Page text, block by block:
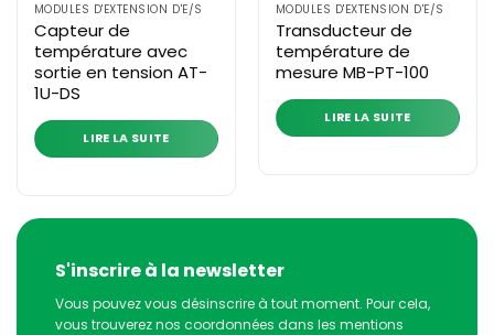
MODULES D'EXTENSION D'E/S
Capteur de
température avec
sortie en tension AT-
1U-DS
LIRE LA SUITE
MODULES D'EXTENSION D'E/S
Transducteur de
température de
mesure MB-PT-100
LIRE LA SUITE
S'inscrire à la newsletter
Vous pouvez vous désinscrire à tout moment. Pour cela,
vous trouverez nos coordonnées dans les mentions